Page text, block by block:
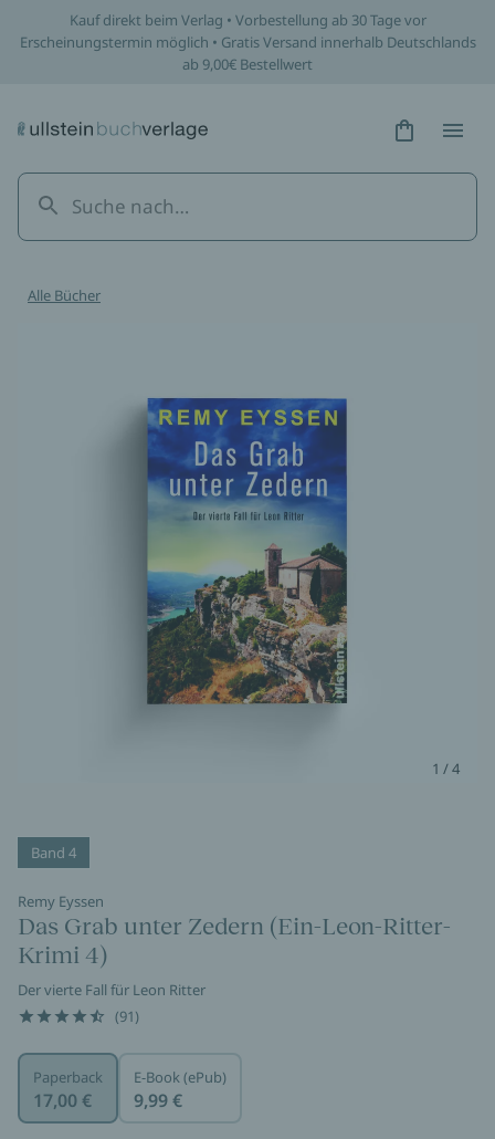
Kauf direkt beim Verlag • Vorbestellung ab 30 Tage vor
Erscheinungstermin möglich • Gratis Versand innerhalb Deutschlands
ab 9,00€ Bestellwert
Hidden
Alle Bücher
1 / 4
Band 4
Remy Eyssen
Das Grab unter Zedern (Ein-Leon-Ritter-
Krimi 4)
Der vierte Fall für Leon Ritter
(91)
Paperback
17,00 €
E-Book (ePub)
9,99 €